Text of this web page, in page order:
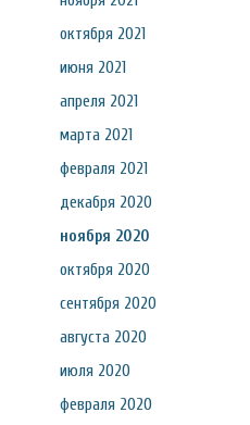
октября 2021
июня 2021
апреля 2021
марта 2021
февраля 2021
декабря 2020
ноября 2020
октября 2020
сентября 2020
августа 2020
июля 2020
февраля 2020